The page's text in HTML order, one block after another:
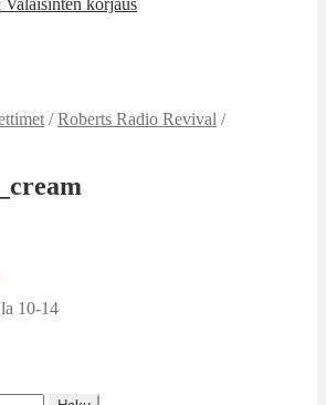
Valaisinten korjaus
/Roberts Radio Revival /
la 10-14